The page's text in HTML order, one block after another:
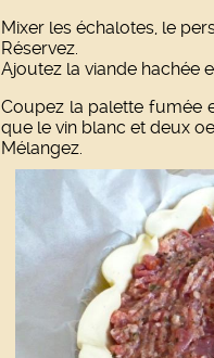
Mixer les échalotes, le
Réservez.
Ajoutez la viande hachée
Coupez la palette fumée
que le vin blanc et deux
Mélangez.